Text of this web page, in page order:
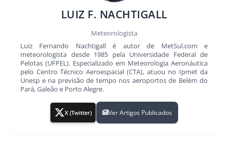
LUIZ F. NACHTIGALL
Meteorologista
Luiz Fernando Nachtigall é autor de MetSul.com e
meteorologista desde 1985 pela Universidade Federal de
Pelotas (UFPEL). Especializado em Meteorologia Aeronáutica
pelo Centro Técnico Aeroespacial (CTA), atuou no Ipmet da
Unesp e na previsão de tempo nos aeroportos de Belém do
Pará, Galeão e Porto Alegre.
X (Twitter) Ver Artigos Publicados